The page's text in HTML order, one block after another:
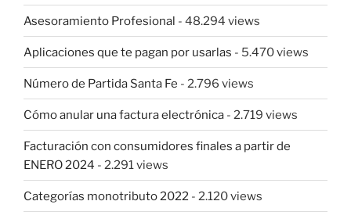
Asesoramiento Profesional - 48.294 views
Aplicaciones que te pagan por usarlas - 5.470 views
Número de Partida Santa Fe - 2.796 views
Cómo anular una factura electrónica - 2.719 views
Facturación con consumidores finales a partir de
ENERO 2024 - 2.291 views
Categorías monotributo 2022 - 2.120 views